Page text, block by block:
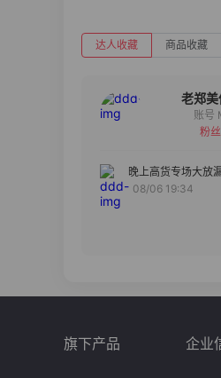
达人收藏 商品收藏
老郑
粉
晚上高货专场大放
08/06 19:34
旗下产品 企业